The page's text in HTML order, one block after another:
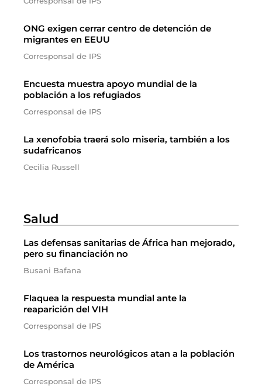
ONG exigen cerrar centro de detención de
migrantes en EEUU
Corresponsal de IPS
Encuesta muestra apoyo mundial de la
población a los refugiados
Corresponsal de IPS
La xenofobia traerá solo miseria, también a los
sudafricanos
Cecilia Russell
Salud
Las defensas sanitarias de África han mejorado,
pero su financiación no
Busani Bafana
Flaquea la respuesta mundial ante la
reaparición del VIH
Corresponsal de IPS
Los trastornos neurológicos atan a la población
de América
Corresponsal de IPS